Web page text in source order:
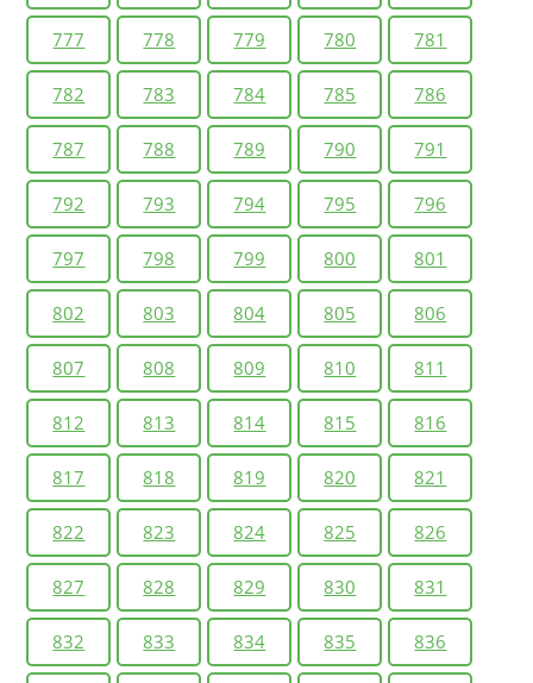
777 778 779 780 781
782 783 784 785 786
787 788 789 790 791
792 793 794 795 796
797 798 799 800 801
802 803 804 805 806
807 808 809 810 811
812 813 814 815 816
817 818 819 820 821
822 823 824 825 826
827 828 829 830 831
832 833 834 835 836